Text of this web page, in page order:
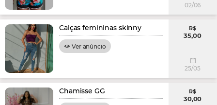
02/06
Calças femininas skinny
Ver anúncio
R$
35,00
25/05
Chamisse GG R$
30,00